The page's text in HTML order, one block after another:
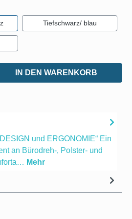
Tiefschwarz/ blau
Gib den gewünschten
IN DEN WARENKORB
und ERGONOMIE“ Ein
an Bürodreh-, Polster- und
Mehr